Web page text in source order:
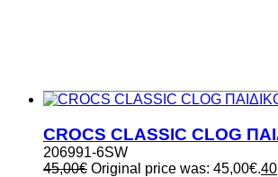
206991-6SW
45,00€ Original price was: 45,00€.